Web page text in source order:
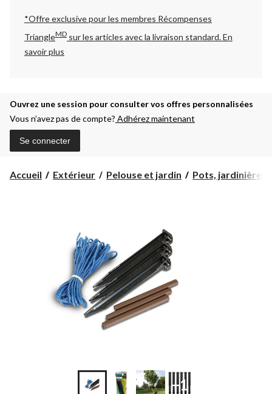
*Offre exclusive pour les membres Récompenses
TriangleMD sur les articles avec la livraison standard.En
savoir plus
Ouvrez une session pour consulter vos offres personnalisées
Vous n’avez pas de compte? Adhérez maintenant
Se connecter
Accueil Extérieur Pelouse et jardin Pots, jardinières
+1